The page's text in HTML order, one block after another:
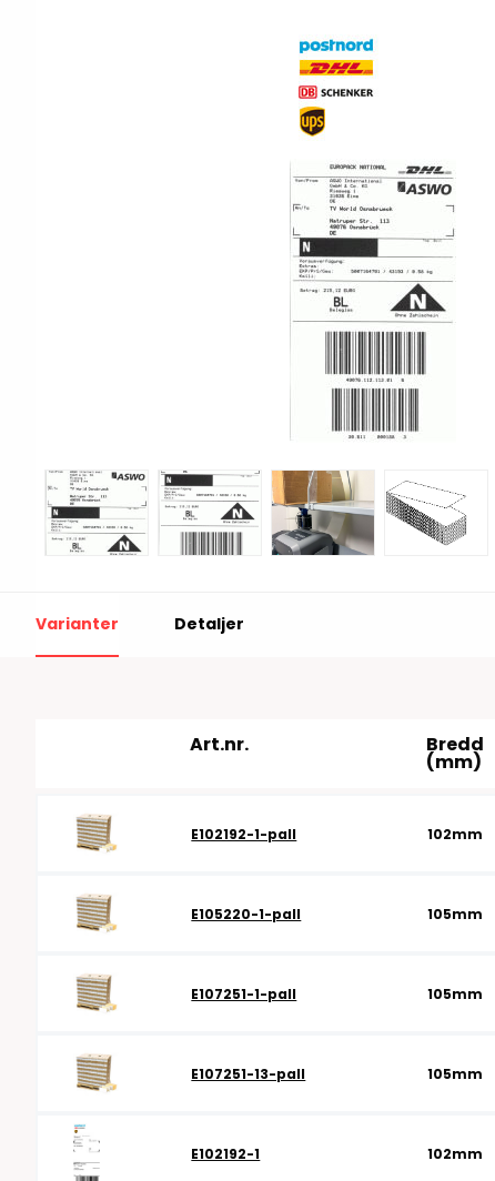
Förbrukning
bläckstråleskrivare
Fasta RFID Läsare
RFID antenner
RFID Streckkodsläsare
Batteridrivna
NB-serien
PC-serien
Tillbehör
Varianter Detaljer
Art.nr. Bredd
(mm)
E102192-1-pall 102mm
E105220-1-pall 105mm
E107251-1-pall 105mm
E107251-13-pall 105mm
E102192-1 102mm